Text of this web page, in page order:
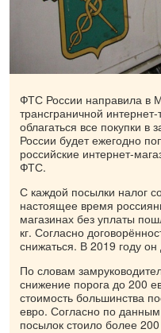
ФТС России направила в
трансграничной
облагаться все покупки
России будет ежегодно
российские интернет-
ФТС.
С каждой посылки налог
настоящее время
магазинах без уплаты
кг. Согласно
снижаться. В 2019 году
По словам
снижение порога до 200
стоимость большинства
евро. Согласно по
посылок стоило более